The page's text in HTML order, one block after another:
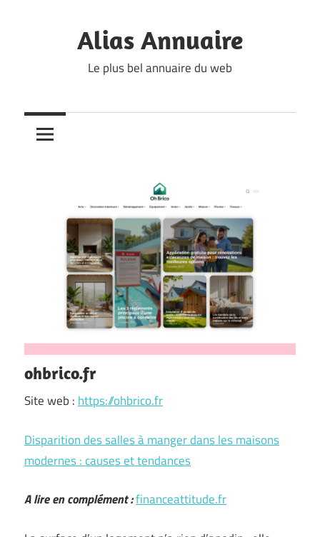
Alias Annuaire
Le plus bel annuaire du web
ohbrico.fr
Site web : https://ohbrico.fr
Disparition des salles à manger dans les maisons
modernes : causes et tendances
A lire en complément :financeattitude.fr